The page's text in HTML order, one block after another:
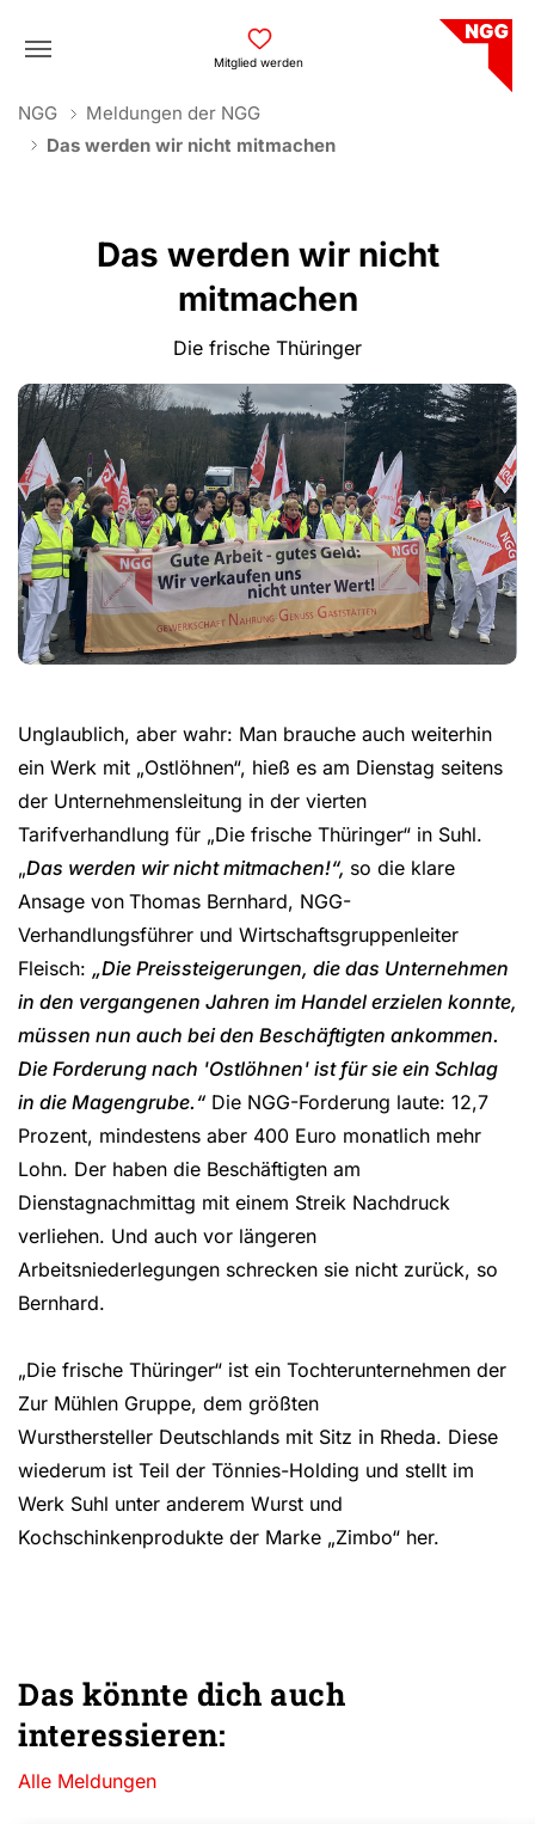
Mitglied werden
You are here:
NGG
Meldungen der NGG
Das werden wir nicht mitmachen
Das werden wir nicht
mitmachen
Die frische Thüringer
Unglaublich, aber wahr: Man brauche auch weiterhin
ein Werk mit „Ostlöhnen“, hieß es am Dienstag seitens
der Unternehmensleitung in der vierten
Tarifverhandlung für „Die frische Thüringer“ in Suhl.
„Das werden wir nicht mitmachen!“, so die klare
Ansage von Thomas Bernhard, NGG-
Verhandlungsführer und Wirtschaftsgruppenleiter
Fleisch: „Die Preissteigerungen, die das Unternehmen
in den vergangenen Jahren im Handel erzielen konnte,
müssen nun auch bei den Beschäftigten ankommen.
Die Forderung nach 'Ostlöhnen' ist für sie ein Schlag
in die Magengrube.“ Die NGG-Forderung laute: 12,7
Prozent, mindestens aber 400 Euro monatlich mehr
Lohn. Der haben die Beschäftigten am
Dienstagnachmittag mit einem Streik Nachdruck
verliehen. Und auch vor längeren
Arbeitsniederlegungen schrecken sie nicht zurück, so
Bernhard.
„Die frische Thüringer“ ist ein Tochterunternehmen der
Zur Mühlen Gruppe, dem größten
Wursthersteller Deutschlands mit Sitz in Rheda. Diese
wiederum ist Teil der Tönnies-Holding und stellt im
Werk Suhl unter anderem Wurst und
Kochschinkenprodukte der Marke „Zimbo“ her.
Das könnte dich auch
interessieren:
Alle Meldungen